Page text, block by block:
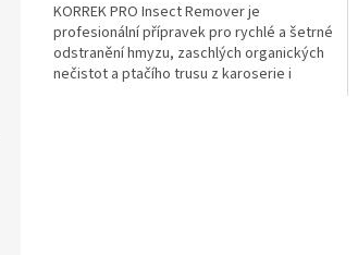
KORREK PRO Insect Remover je
profesionální přípravek pro rychlé a šetrné
odstranění hmyzu, zaschlých organických
nečistot a ptačího trusu z karoserie i